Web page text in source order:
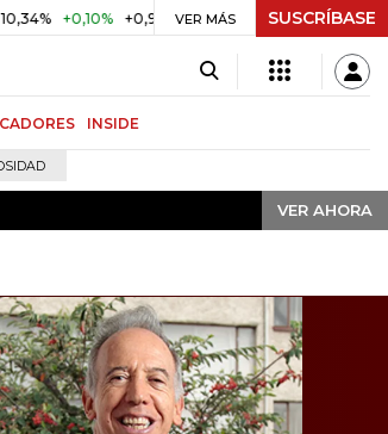
+0,98% UVR $ 416,86 +$ 0,05 +0,01%
VER MÁS SUSCRÍBASE
INSIDE
VER AHORA
VER AHORA